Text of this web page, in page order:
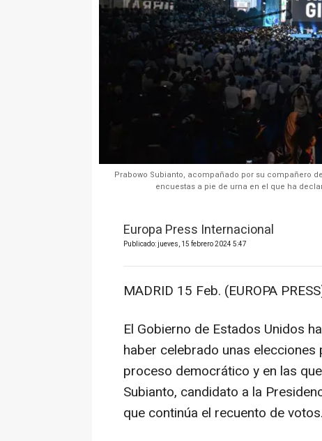
Prabowo Subianto, acompañado por su compañero
encuestas a pie de urna en el que ha
Europa Press Internacional
Publicado: jueves, 15 febrero 2024 5:47
MADRID 15 Feb. (EUROPA
El Gobierno de Estados Unidos
haber celebrado unas
proceso democrático y en las
Subianto, candidato a la
que continúa el recuento de votos.